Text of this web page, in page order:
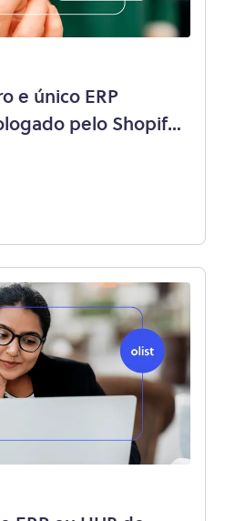
e único ERP
pelo Shopify!